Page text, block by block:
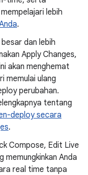
lebih
.
dan lebih
Apply Changes,
akan menghemat
memulai ulang
perubahan.
tentang
deploy secara
.
Compose, Edit Live
Anda
real time tanpa